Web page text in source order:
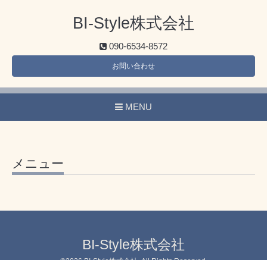
BI-Style株式会社
090-6534-8572
お問い合わせ
MENU
メニュー
BI-Style株式会社